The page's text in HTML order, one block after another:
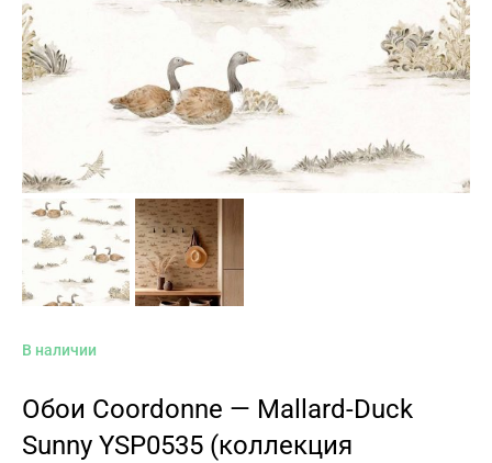
В наличии
Обои Coordonne — Mallard-Duck
Sunny YSP0535 (коллекция